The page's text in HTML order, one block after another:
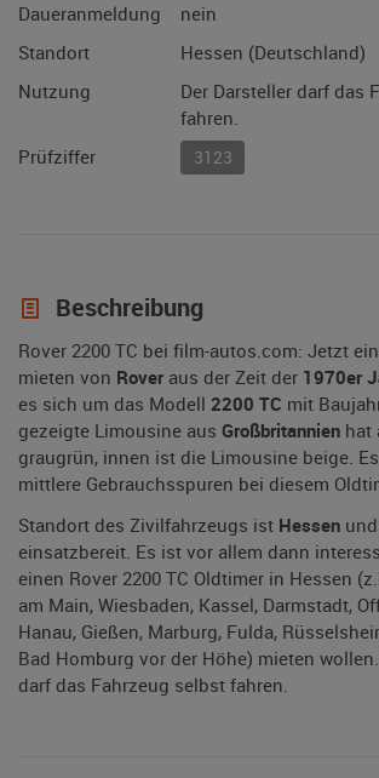
Daueranmeldung
nein
Standort
Hessen (Deutschland)
Nutzung
Der Darsteller darf das
fahren.
Prüfziffer
3123
Beschreibung
Rover 2200 TC bei film-autos.com: Jetzt
mieten von Rover aus der Zeit der 1970er
es sich um das Modell 2200 TC mit
gezeigte Limousine aus Großbritannien hat
graugrün, innen ist die Limousine beige.
mittlere Gebrauchsspuren bei diesem
Standort des Zivilfahrzeugs ist Hessen
einsatzbereit. Es ist vor allem dann
einen Rover 2200 TC Oldtimer in Hessen
am Main, Wiesbaden, Kassel, Darmstadt,
Hanau, Gießen, Marburg, Fulda,
Bad Homburg vor der Höhe) mieten
darf das Fahrzeug selbst fahren.